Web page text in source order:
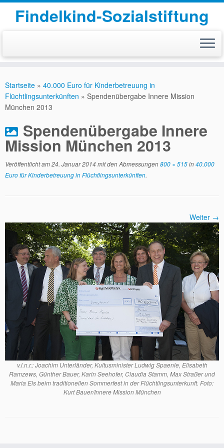
Inhalt
springen
Findelkind-Sozialstiftung
Startseite » 40.000 Euro für Kinderbetreuung in
Flüchtlingsunterkünften » Spendenübergabe Innere Mission
München 2013
Spendenübergabe Innere
Mission München 2013
Veröffentlicht am24. Januar 2014mit den Abmessungen800 × 515in40.000
Euro für Kinderbetreuung in Flüchtlingsunterkünften.
Weiter →
v.l.n.r.: Joachim Unterländer, Kultusminister Ludwig Spaenle, Elisabeth
Ramzews, Günther Bauer, Karin Seehofer, Claudia Stamm, Max Straßer und
Maria Els beim traditionellen Sommerfest in der Flüchtlingsunterkunft. Foto:
Kurt Bauer/Innere Mission München